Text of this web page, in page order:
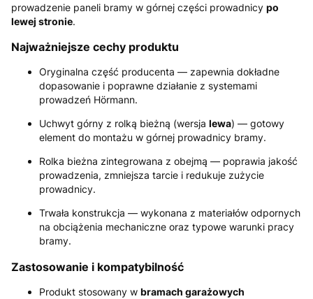
prowadzenie paneli bramy w górnej części prowadnicy po
lewej stronie.
Najważniejsze cechy produktu
Oryginalna część producenta — zapewnia dokładne
dopasowanie i poprawne działanie z systemami
prowadzeń Hörmann.
Uchwyt górny z rolką bieżną (wersja lewa) — gotowy
element do montażu w górnej prowadnicy bramy.
Rolka bieżna zintegrowana z obejmą — poprawia jakość
prowadzenia, zmniejsza tarcie i redukuje zużycie
prowadnicy.
Trwała konstrukcja — wykonana z materiałów odpornych
na obciążenia mechaniczne oraz typowe warunki pracy
bramy.
Zastosowanie i kompatybilność
Produkt stosowany w bramach garażowych